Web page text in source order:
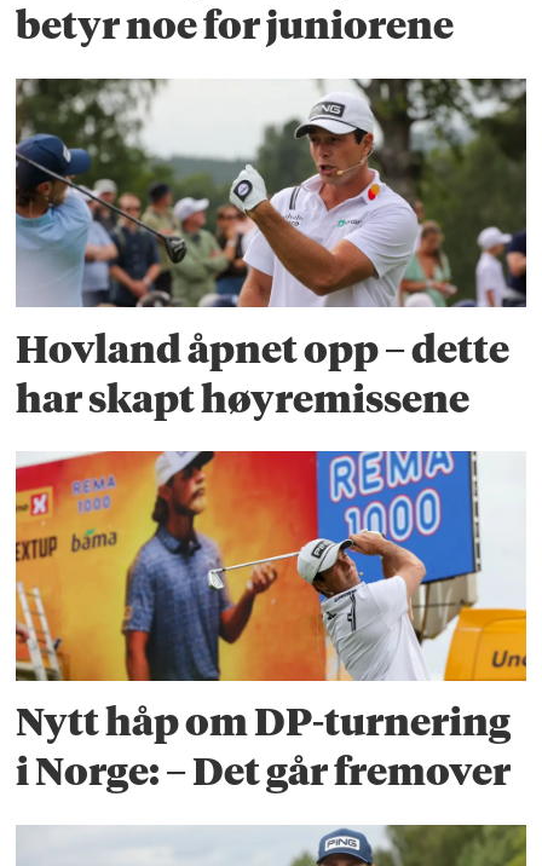
betyr noe for juniorene
Hovland åpnet opp – dette
har skapt høyremissene
Nytt håp om DP-turnering
i Norge: – Det går fremover